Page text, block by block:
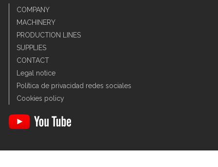
COMPANY
MACHINERY
PRODUCTION LINES
SUPPLIES
CONTACT
Legal notice
Política de privacidad redes sociales
Cookies policy